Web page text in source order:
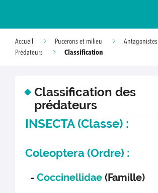
Accueil Pucerons et milieu
Antagonistes
Prédateurs
Classification
Classification des
prédateurs
INSECTA (Classe) :
Coleoptera (Ordre) :
-Coccinellidae (Famille)